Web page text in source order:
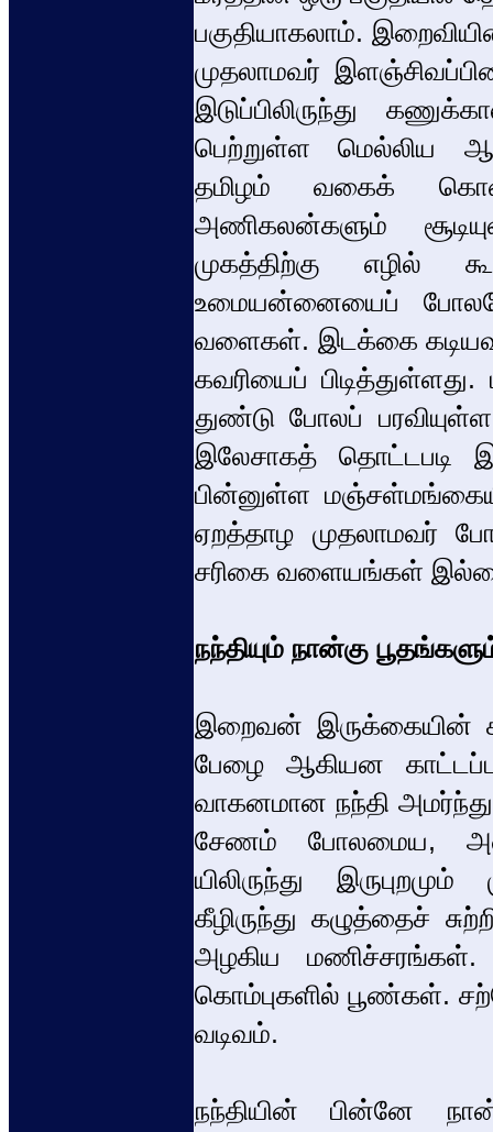
பகுதியாகலாம்.
முதலாமவர்
இடுப்பிலிருந்து
பெற்றுள்ள மெல்லிய
தமிழம் வகைக்
அணிகலன்களும்
முகத்திற்கு எழில்
உமையன்னையைப்
வளைகள். இடக்கை
கவரியைப்
துண்டு போலப்
இலேசாகத் தொட்டபடி
பின்னுள்ள
ஏறத்தாழ முதலாமவர்
சரிகை வளையங்கள்
நந்தியும் நான்கு
இறைவன் இருக்கையின்
பேழை ஆகியன
வாகனமான நந்தி
சேணம் போலமைய, அதை
யிலிருந்து
கீழிருந்து கழுத்தைச்
அழகிய
கொம்புகளில் பூண்கள்.
வடிவம்.
நந்தியின் பின்னே